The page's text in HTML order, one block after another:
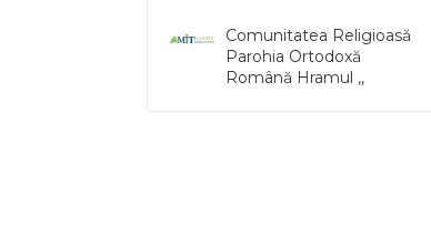
Comunitatea Religioasă
Parohia Ortodoxă
Română Hramul ,,